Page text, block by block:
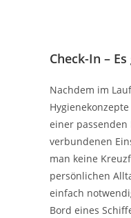
Check-In –
Nachdem im
einer
verbundenen
man keine
persönlichen
einfach
Bord eines